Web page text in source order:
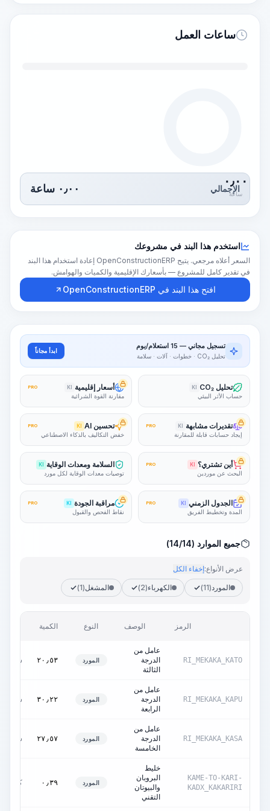
ساعات العمل
٠٫٠٠
ساعة
الإجمالي ٠٫٠٠ ساعة
استخدم هذا البند في مشروعك
السعر أعلاه مرجعي. يتيح OpenConstructionERP إعادة استخدام هذا البند
في تقدير كامل للمشروع — بأسعارك الإقليمية والكميات والهوامش.
افتح هذا البند في OpenConstructionERP
تسجيل مجاني — 15 استعلام/يوم
تحليل CO₂ · خطوات · آلات · سلامة
ابدأ مجاناً
تحليل CO₂ KI
حساب الأثر البيئي
أسعار إقليمية KI
PRO
مقارنة القوة الشرائية
تقديرات مشابهة KI
PRO
إيجاد حسابات قابلة للمقارنة
تحسين AI KI
PRO
خفض التكاليف بالذكاء الاصطناعي
أين تشتري؟ KI
PRO
البحث عن موردين
السلامة ومعدات الوقاية KI
توصيات معدات الوقاية لكل مورد
الجدول الزمني KI
PRO
المدة وتخطيط الفريق
مراقبة الجودة KI
PRO
نقاط الفحص والقبول
جميع الموارد (14/14)
عرض الأنواع:إخفاء الكل
المورد(11) الكهرباء(2) المشغل(1)
الرمز الوصف النوع الكمية
RI_MEKAKA_KATO
عامل من
الدرجة
الثالثة
المورد ٢٠٫٥٣ ساعات
RI_MEKAKA_KAPU
عامل من
الدرجة
الرابعة
المورد ٣٠٫٢٢ ساعات
RI_MEKAKA_KASA
عامل من
الدرجة
الخامسة
المورد ٢٧٫٥٧ ساعات
KAME-TO-KARI-
KADX_KAKARIRI
خليط
البروبان
والبيوتان
التقني
المورد ٠٫٣٩ كغ